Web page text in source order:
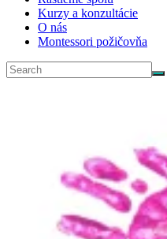
Kurzy a konzultácie
O nás
Montessori požičovňa